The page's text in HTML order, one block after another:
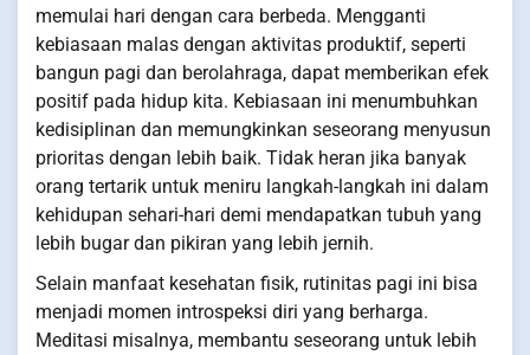
memulai hari dengan cara berbeda. Mengganti
kebiasaan malas dengan aktivitas produktif, seperti
bangun pagi dan berolahraga, dapat memberikan efek
positif pada hidup kita. Kebiasaan ini menumbuhkan
kedisiplinan dan memungkinkan seseorang menyusun
prioritas dengan lebih baik. Tidak heran jika banyak
orang tertarik untuk meniru langkah-langkah ini dalam
kehidupan sehari-hari demi mendapatkan tubuh yang
lebih bugar dan pikiran yang lebih jernih.
Selain manfaat kesehatan fisik, rutinitas pagi ini bisa
menjadi momen introspeksi diri yang berharga.
Meditasi misalnya, membantu seseorang untuk lebih